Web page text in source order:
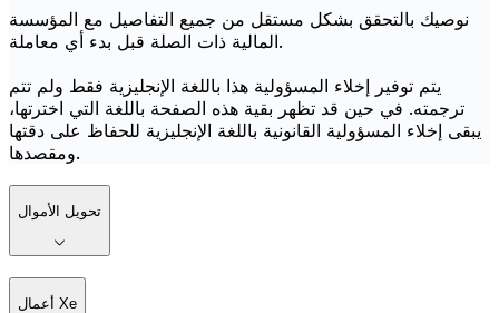
نوصيك بالتحقق بشكل مستقل من جميع التفاصيل مع المؤسسة
المالية ذات الصلة قبل بدء أي معاملة.
يتم توفير إخلاء المسؤولية هذا باللغة الإنجليزية فقط ولم تتم
ترجمته. في حين قد تظهر بقية هذه الصفحة باللغة التي اخترتها،
يبقى إخلاء المسؤولية القانونية باللغة الإنجليزية للحفاظ على دقتها
ومقصدها.
تحويل الأموال
أعمال Xe